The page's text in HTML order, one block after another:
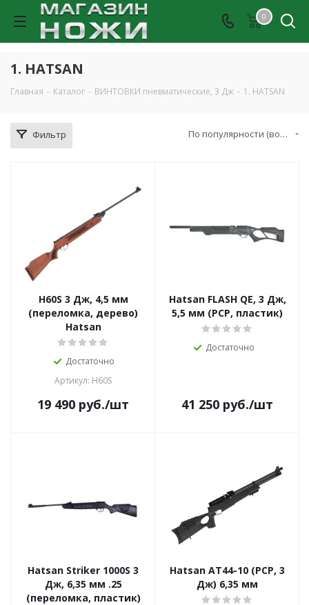
0
1. HATSAN
Главная - Каталог - ВИНТОВКИ пневматические, 3 Дж - 1. HATSAN
Фильтр По популярности (возрастание)
H60S 3 Дж, 4,5 мм
(переломка, дерево)
Hatsan
Достаточно
Артикул: H60S
19 490 руб./шт
Hatsan FLASH QE, 3 Дж,
5,5 мм (PCP, пластик)
Достаточно
41 250 руб./шт
Hatsan Striker 1000S 3
Дж, 6,35 мм .25
(переломка, пластик)
Hatsan AT44-10 (PCP, 3
Дж) 6,35 мм